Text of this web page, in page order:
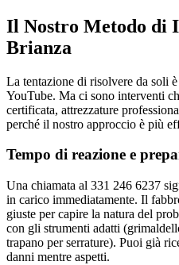
Il Nostro Metodo di
Brianza
La tentazione di risolvere da soli
YouTube. Ma ci sono interventi
certificata, attrezzature
perché il nostro approccio è più
Tempo di reazione e
Una chiamata al 331 246 6237
in carico immediatamente. Il
giuste per capire la natura del
con gli strumenti adatti
trapano per serrature). Puoi già
danni mentre aspetti.